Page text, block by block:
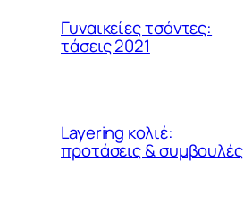
Γυναικείες τσάντες:
τάσεις 2021
Layering κολιέ:
προτάσεις & συμβουλές